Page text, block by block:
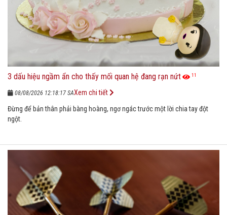
3 dấu hiệu ngầm ẩn cho thấy mối quan hệ đang rạn nứt 11
08/08/2026 12:18:17 SA
Đừng để bản thân phải bàng hoàng, ngơ ngác trước một lời chia tay đột
ngột.
Xem chi tiết